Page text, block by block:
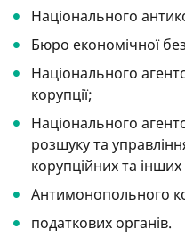
Національного
Бюро економічної
Національного
корупції;
Національного
розшуку та
корупційних та
Антимонопольного
податкових органів.